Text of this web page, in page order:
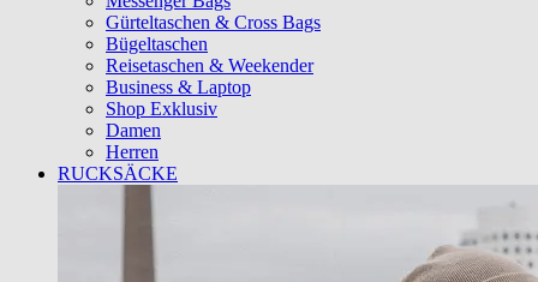
Gürteltaschen & Cross Bags
Bügeltaschen
Reisetaschen & Weekender
Business & Laptop
Shop Exklusiv
Damen
Herren
RUCKSÄCKE